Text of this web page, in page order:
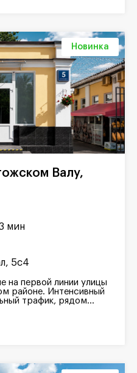
Новинка
мин
5с4
на первой линии улицы
районе. Интенсивный
трафик, рядом...